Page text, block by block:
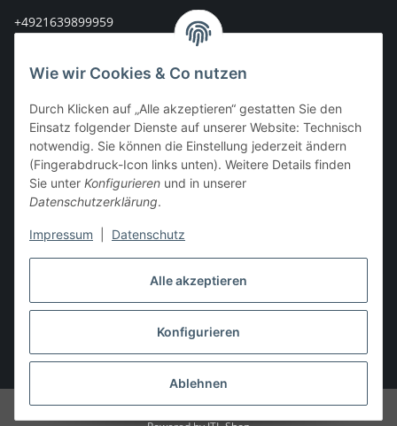
Alle akzeptieren
Konfigurieren
Ablehnen
Wie wir Cookies & Co nutzen
Durch Klicken auf „Alle akzeptieren“ gestatten Sie den
Einsatz folgender Dienste auf unserer Website: Technisch
notwendig. Sie können die Einstellung jederzeit ändern
(Fingerabdruck-Icon links unten). Weitere Details finden
Sie unter Konfigurieren und in unserer
Datenschutzerklärung.
Impressum Datenschutz
+4921639899959
Rechtliches
Mein Konto
Vertrag widerrufen
* Alle Preise inkl. gesetzlicher USt., zzgl.Versand
© Stoff-ConneXion - Powered by IT-X-TREME